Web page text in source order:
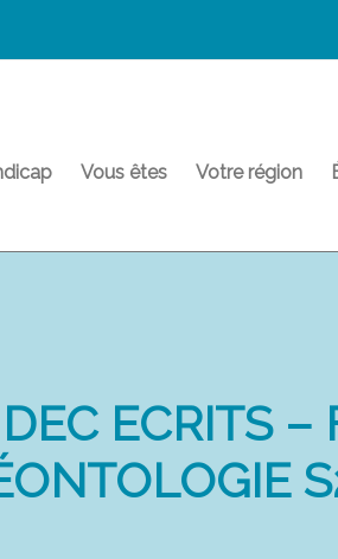
Vous êtes Votre région
ECRITS –